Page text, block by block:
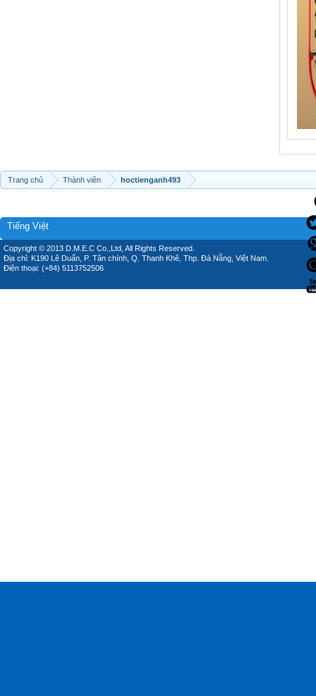
Trang chủ Thành viên hoctienganh493
Tiếng Việt
Copyright © 2013 D.M.E.C Co.,Ltd, All Rights Reserved.
Địa chỉ: K190 Lê Duẩn, P. Tân chính, Q. Thanh Khê, Thp. Đà Nẵng, Việt Nam.
Điện thoại: (+84) 5113752506